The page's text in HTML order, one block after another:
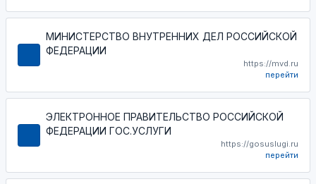
МИНИСТЕРСТВО ВНУТРЕННИХ ДЕЛ РОССИЙСКОЙ
ФЕДЕРАЦИИ
https://mvd.ru
перейти
ЭЛЕКТРОННОЕ ПРАВИТЕЛЬСТВО РОССИЙСКОЙ
ФЕДЕРАЦИИ ГОС.УСЛУГИ
https://gosuslugi.ru
перейти